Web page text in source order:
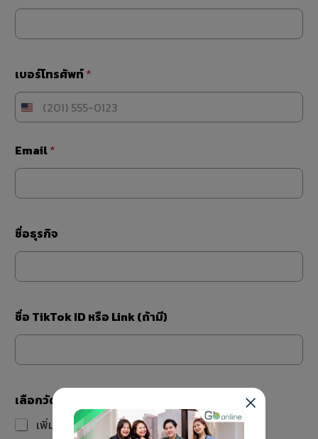
บ
ป
ะ
า
ณ
เ
ลี่
/
เ
ดื
น
(
ถ้
า
)
เบอร์โทรศัพท์*
Email*
ชื่อธุรกิจ
ชื่อ TikTok ID หรือ Link (ถ้ามี)
เลือกวัตถุประสงค์
เพิ่มการเข้าถึงลูกค้าใหม่